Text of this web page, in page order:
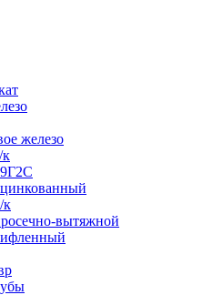
железо
к
к
вытяжной